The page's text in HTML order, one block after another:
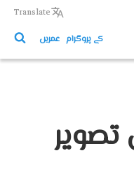
Translate
کے پروگرام عمریں